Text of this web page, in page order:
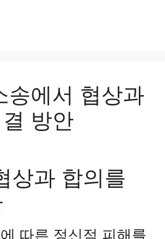
에서 협상과
방안
상과 합의를
따른 정신적 피해를